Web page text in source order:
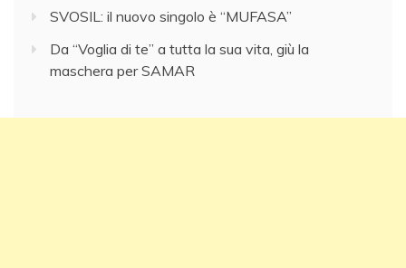
SVOSIL: il nuovo singolo è “MUFASA”
Da “Voglia di te” a tutta la sua vita, giù la
maschera per SAMAR